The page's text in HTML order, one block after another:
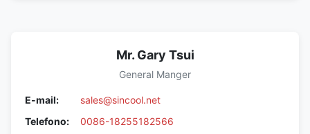
Mr. Gary Tsui
General Manger
E-mail:
sales@sincool.net
Telefono:
0086-18255182566